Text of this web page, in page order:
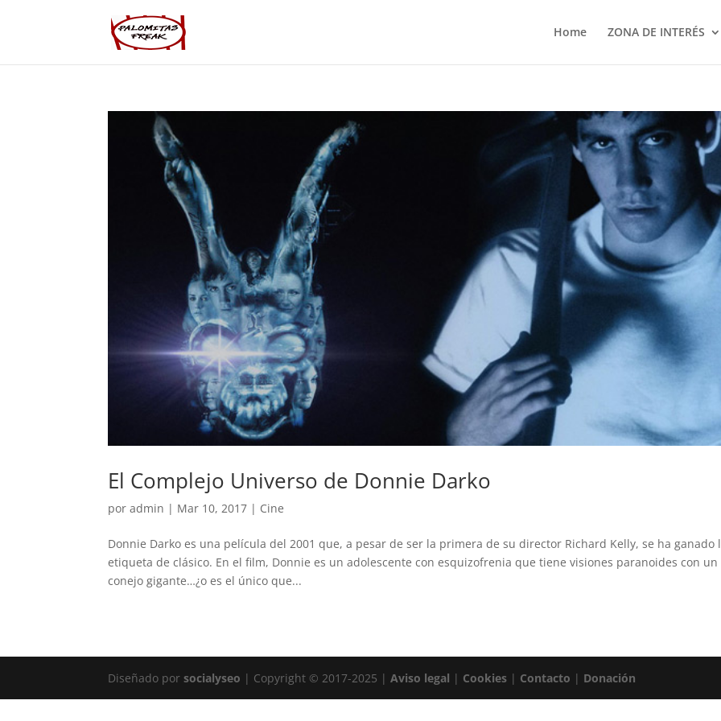
Home ZONA DE INTERÉS
El Complejo Universo de Donnie Darko
poradmin | Mar 10, 2017 | Cine
Donnie Darko es una película del 2001 que, a pesar de ser la primera de su director Richard Kelly, se ha ganado
etiqueta de clásico. En el film, Donnie es un adolescente con esquizofrenia que tiene visiones paranoides con un
conejo gigante…¿o es el único que...
Diseñado porsocialyseo | Copyright © 2017-2025 |Aviso legal | Cookies | Contacto | Donación